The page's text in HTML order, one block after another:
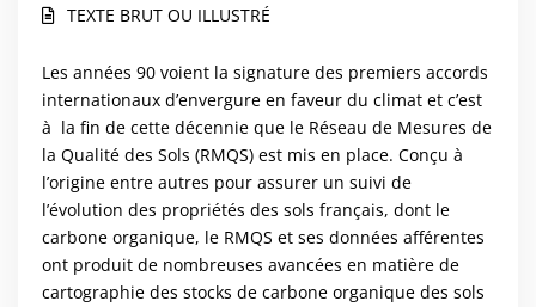
TEXTE BRUT OU ILLUSTRÉ
Les années 90 voient la signature des premiers accords
internationaux d’envergure en faveur du climat et c’est
à la fin de cette décennie que le Réseau de Mesures de
la Qualité des Sols (RMQS) est mis en place. Conçu à
l’origine entre autres pour assurer un suivi de
l’évolution des propriétés des sols français, dont le
carbone organique, le RMQS et ses données afférentes
ont produit de nombreuses avancées en matière de
cartographie des stocks de carbone organique des sols